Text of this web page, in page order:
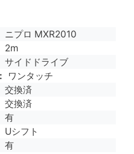
ニプロ MXR2010
2m
サイドドライブ
ワンタッチ
交換済
交換済
有
Uシフト
有